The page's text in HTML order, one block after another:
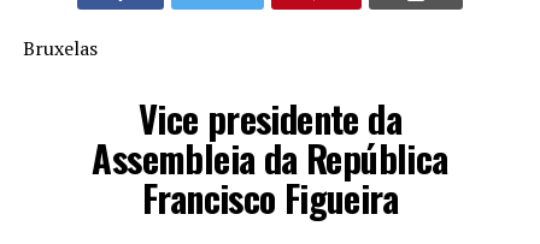
Bruxelas
Vice presidente da
Assembleia da República
Francisco Figueira